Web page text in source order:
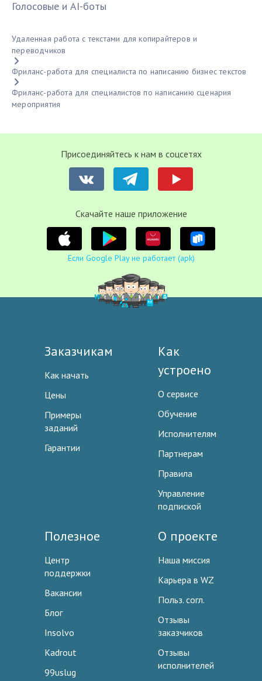
Голосовые и AI-боты
Удаленная работа с текстами для копирайтеров и
переводчиков
Фриланс-работа для специалиста по написанию бизнес текстов
Фриланс-работа для специалистов по написанию сценария
мероприятия
Присоединяйтесь к нам в соцсетях
Cкачайте наше приложение
Если Google Play не работает (apk)
Заказчикам
Как начать
Цены
Примеры
заданий
Гарантии
Как
устроено
О сервисе
Обучение
Исполнителям
Партнерам
Правила
Управление
подпиской
Полезное
Центр
поддержки
Вакансии
Блог
Insolvo
Kadrout
99uslug
О проекте
Наша миссия
Карьера в WZ
Польз. согл.
Отзывы
заказчиков
Отзывы
исполнителей